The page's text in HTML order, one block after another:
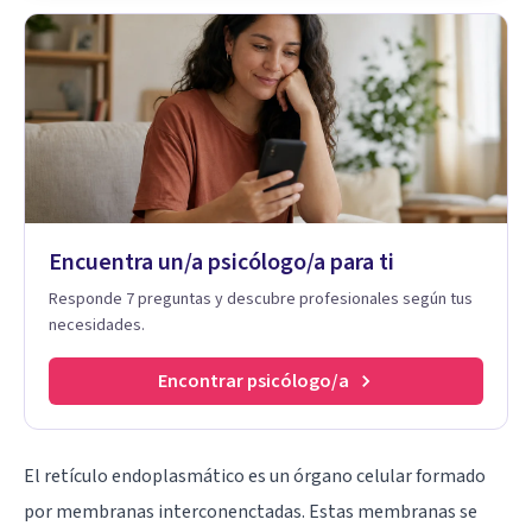
Encuentra un/a psicólogo/a para ti
Responde 7 preguntas y descubre profesionales según tus
necesidades.
Encontrar psicólogo/a
El retículo endoplasmático es un órgano celular formado
por membranas interconenctadas. Estas membranas se